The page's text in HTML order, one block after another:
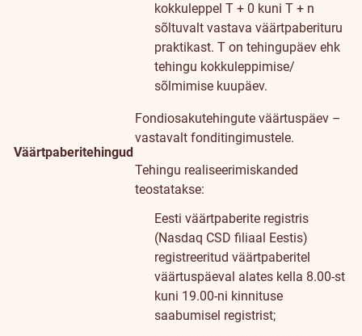
Väärtpaberitehingud
kokkuleppel T + 0 kuni T + n
sõltuvalt vastava väärtpaberituru
praktikast. T on tehingupäev ehk
tehingu kokkuleppimise/
sõlmimise kuupäev.
Fondiosakutehingute väärtuspäev –
vastavalt fonditingimustele.
Tehingu realiseerimiskanded
teostatakse:
Eesti väärtpaberite registris
(Nasdaq CSD filiaal Eestis)
registreeritud väärtpaberitel
väärtuspäeval alates kella 8.00-st
kuni 19.00-ni kinnituse
saabumisel registrist;